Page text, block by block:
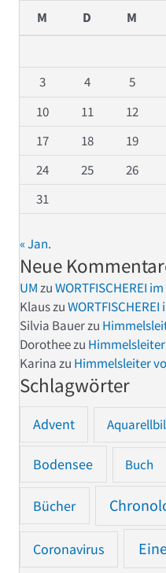
M D M
3
4 5
10
11 12
17
18 19
24
25 26
31
« Jan.
Neue
UMzuWORTFISCHEREI
Klauszu
Silvia Bauerzu
Dorotheezu
Karinazu Himmelsleiter
Schlagwörter
Advent
Bodensee Buch
Bücher
Coronavirus